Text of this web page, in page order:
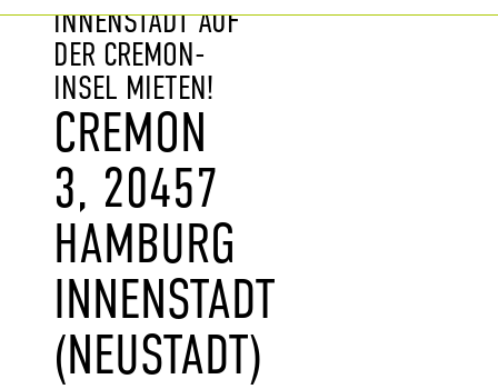
INNENSTADT AUF
DER CREMON-
INSEL MIETEN!
CREMON
3, 20457
HAMBURG
INNENSTADT
(NEUSTADT)